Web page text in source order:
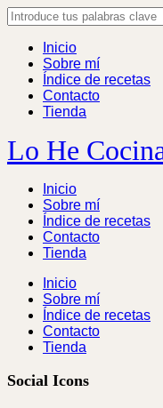
Skip
to
content
Search
for:
Inicio
Sobre mí
Índice de recetas
Contacto
Tienda
Lo He
Inicio
Sobre mí
Índice de recetas
Contacto
Tienda
Inicio
Sobre mí
Índice de recetas
Contacto
Tienda
Social Icons